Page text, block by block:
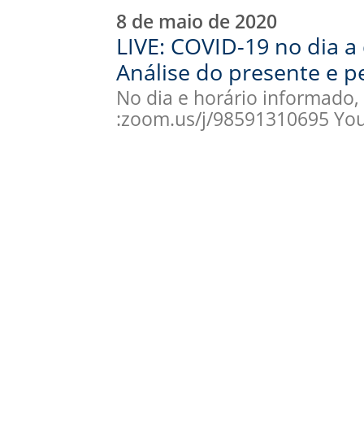
8 de maio de 2020
LIVE: COVID-19 no dia
Análise do presente e
No dia e horário informado,
:zoom.us/j/98591310695